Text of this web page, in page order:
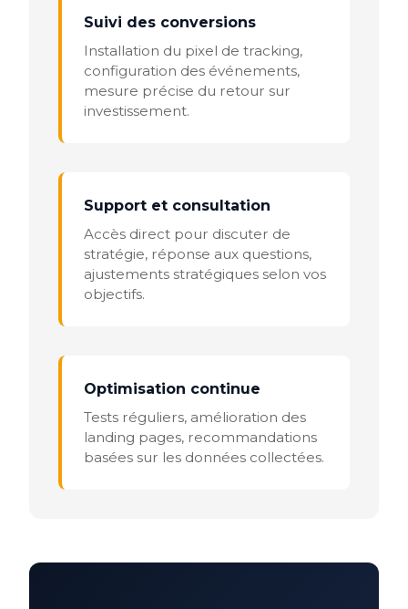
Suivi des conversions
Installation du pixel de tracking,
configuration des événements,
mesure précise du retour sur
investissement.
Support et consultation
Accès direct pour discuter de
stratégie, réponse aux questions,
ajustements stratégiques selon vos
objectifs.
Optimisation continue
Tests réguliers, amélioration des
landing pages, recommandations
basées sur les données collectées.